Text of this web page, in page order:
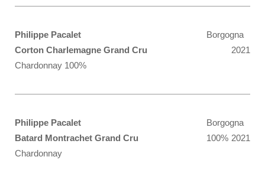
Philippe Pacalet
Borgogna
2021
Corton Charlemagne Grand Cru
Chardonnay 100%
Philippe Pacalet
Borgogna
2021
Batard Montrachet Grand Cru
100%
Chardonnay